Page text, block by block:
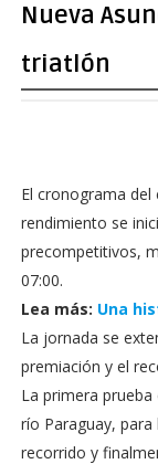
Nueva
triatlón
El cronograma
rendimiento se
precompetitivos,
07:00.
Lea más: Una
La jornada se
premiación y el
La primera
río Paraguay, para
recorrido y